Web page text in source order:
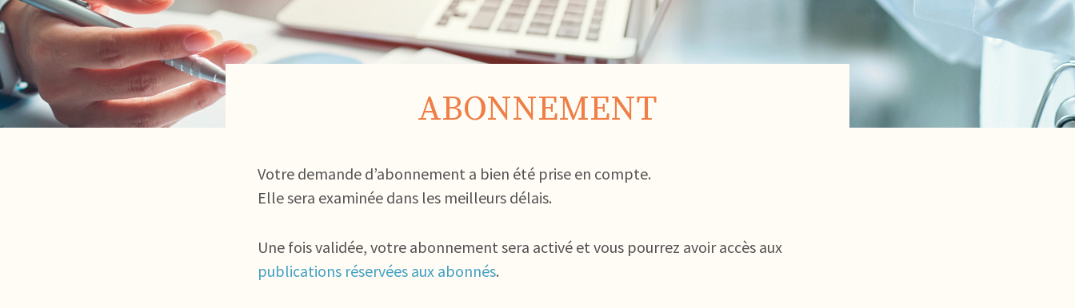
ABONNEMENT
Votre demande d’abonnement a bien été prise en compte.
Elle sera examinée dans les meilleurs délais.
Une fois validée, votre abonnement sera activé et vous pourrez avoir accès aux
publications réservées aux abonnés.